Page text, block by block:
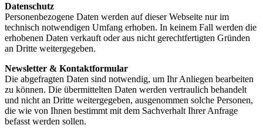
Datenschutz
Personenbezogene Daten werden auf dieser Webseite nur im
technisch notwendigen Umfang erhoben. In keinem Fall werden die
erhobenen Daten verkauft oder aus nicht gerechtfertigten Gründen
an Dritte weitergegeben.
Newsletter & Kontaktformular
Die abgefragten Daten sind notwendig, um Ihr Anliegen bearbeiten
zu können. Die übermittelten Daten werden vertraulich behandelt
und nicht an Dritte weitergegeben, ausgenommen solche Personen,
die wie von Ihnen bestimmt mit dem Sachverhalt Ihrer Anfrage
befasst werden sollen.